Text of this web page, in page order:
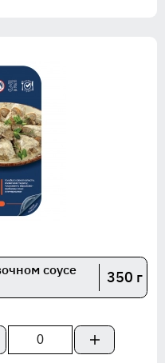
соусе
350 г